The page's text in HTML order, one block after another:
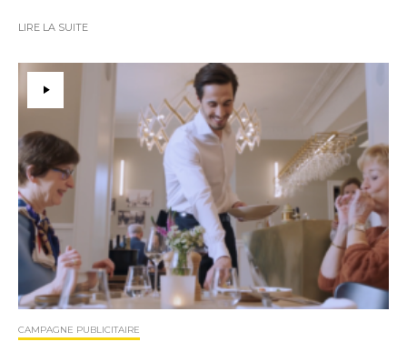
LIRE LA SUITE
CAMPAGNE PUBLICITAIRE